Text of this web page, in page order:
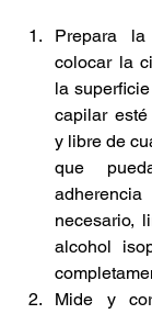
Prepara
colocar la
la
capilar
y libre de
que
necesario,
alcohol
Mide y